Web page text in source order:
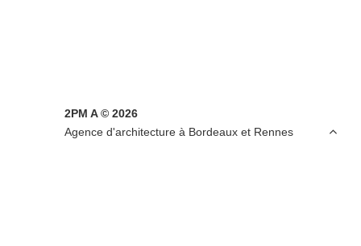
2PM A © 2026
Agence d'architecture à Bordeaux et Rennes
